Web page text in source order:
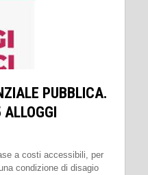
PUBBLICA.
a costi accessibili, per
condizione di disagio